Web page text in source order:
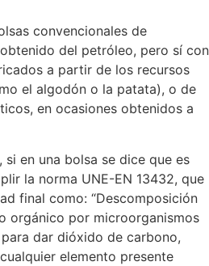
convencionales de
del petróleo, pero sí con
a partir de los recursos
el algodón o la patata), o de
en ocasiones obtenidos a
, si en una bolsa se dice que es
la norma UNE-EN 13432, que
final como: “Descomposición
orgánico por microorganismos
dar dióxido de carbono,
elemento presente